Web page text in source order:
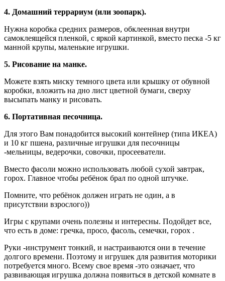
4. Домашний террариум (или зоопарк).
Нужна коробка средних размеров, обклеенная внутри
самоклеящейся пленкой, с яркой картинкой, вместо песка -5 кг
манной крупы, маленькие игрушки.
5. Рисование на манке.
Можете взять миску темного цвета или крышку от обувной
коробки, вложить на дно лист цветной бумаги, сверху
высыпать манку и рисовать.
6. Портативная песочница.
Для этого Вам понадобится высокий контейнер (типа ИКЕА)
и 10 кг пшена, различные игрушки для песочницы
-мельницы, ведерочки, совочки, просееватели.
Вместо фасоли можно использовать любой сухой завтрак,
горох. Главное чтобы ребёнок брал по одной штучке.
Помните, что ребёнок должен играть не один, а в
присутствии взрослого))
Игры с крупами очень полезны и интересны. Подойдет все,
что есть в доме: гречка, просо, фасоль, семечки, горох .
Руки -инструмент тонкий, и настраиваются они в течение
долгого времени. Поэтому и игрушек для развития моторики
потребуется много. Всему свое время -это означает, что
развивающая игрушка должна появиться в детской комнате в